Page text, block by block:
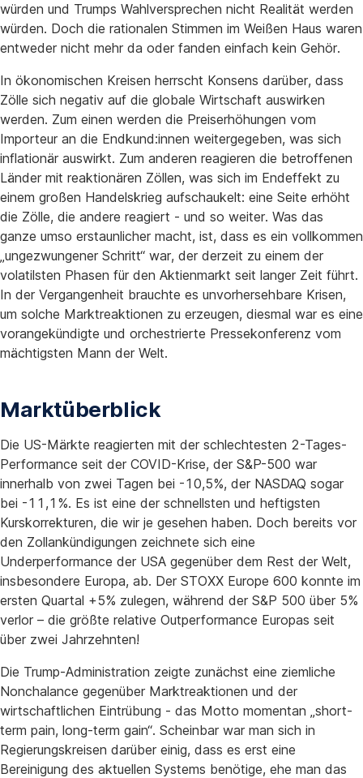
würden und Trumps Wahlversprechen nicht Realität werden
würden. Doch die rationalen Stimmen im Weißen Haus waren
entweder nicht mehr da oder fanden einfach kein Gehör.
In ökonomischen Kreisen herrscht Konsens darüber, dass
Zölle sich negativ auf die globale Wirtschaft auswirken
werden. Zum einen werden die Preiserhöhungen vom
Importeur an die Endkund:innen weitergegeben, was sich
inflationär auswirkt. Zum anderen reagieren die betroffenen
Länder mit reaktionären Zöllen, was sich im Endeffekt zu
einem großen Handelskrieg aufschaukelt: eine Seite erhöht
die Zölle, die andere reagiert - und so weiter. Was das
ganze umso erstaunlicher macht, ist, dass es ein vollkommen
„ungezwungener Schritt“ war, der derzeit zu einem der
volatilsten Phasen für den Aktienmarkt seit langer Zeit führt.
In der Vergangenheit brauchte es unvorhersehbare Krisen,
um solche Marktreaktionen zu erzeugen, diesmal war es eine
vorangekündigte und orchestrierte Pressekonferenz vom
mächtigsten Mann der Welt.
Marktüberblick
Die US-Märkte reagierten mit der schlechtesten 2-Tages-
Performance seit der COVID-Krise, der S&P-500 war
innerhalb von zwei Tagen bei -10,5%, der NASDAQ sogar
bei -11,1%. Es ist eine der schnellsten und heftigsten
Kurskorrekturen, die wir je gesehen haben. Doch bereits vor
den Zollankündigungen zeichnete sich eine
Underperformance der USA gegenüber dem Rest der Welt,
insbesondere Europa, ab. Der STOXX Europe 600 konnte im
ersten Quartal +5% zulegen, während der S&P 500 über 5%
verlor – die größte relative Outperformance Europas seit
über zwei Jahrzehnten!
Die Trump-Administration zeigte zunächst eine ziemliche
Nonchalance gegenüber Marktreaktionen und der
wirtschaftlichen Eintrübung - das Motto momentan „short-
term pain, long-term gain“. Scheinbar war man sich in
Regierungskreisen darüber einig, dass es erst eine
Bereinigung des aktuellen Systems benötige, ehe man das